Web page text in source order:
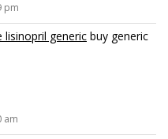
pm
lisinopril generic buy generic
am